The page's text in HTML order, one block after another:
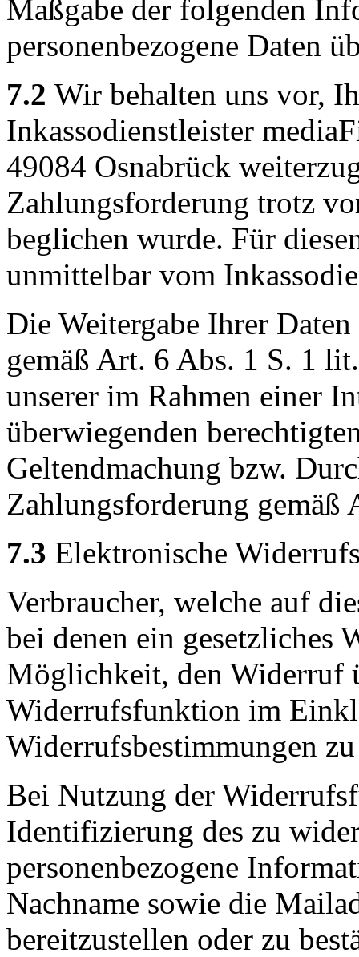
Maßgabe der folgenden
personenbezogene Daten
7.2 Wir behalten uns vor,
Inkassodienstleister
49084 Osnabrück
Zahlungsforderung trotz
beglichen wurde. Für
unmittelbar vom
Die Weitergabe Ihrer
gemäß Art. 6 Abs. 1 S. 1
unserer im Rahmen einer
überwiegenden
Geltendmachung bzw.
Zahlungsforderung
7.3 Elektronische
Verbraucher, welche auf
bei denen ein gesetzliches
Möglichkeit, den Widerruf
Widerrufsfunktion im
Widerrufsbestimmungen
Bei Nutzung der
Identifizierung des zu
personenbezogene
Nachname sowie die
bereitzustellen oder zu